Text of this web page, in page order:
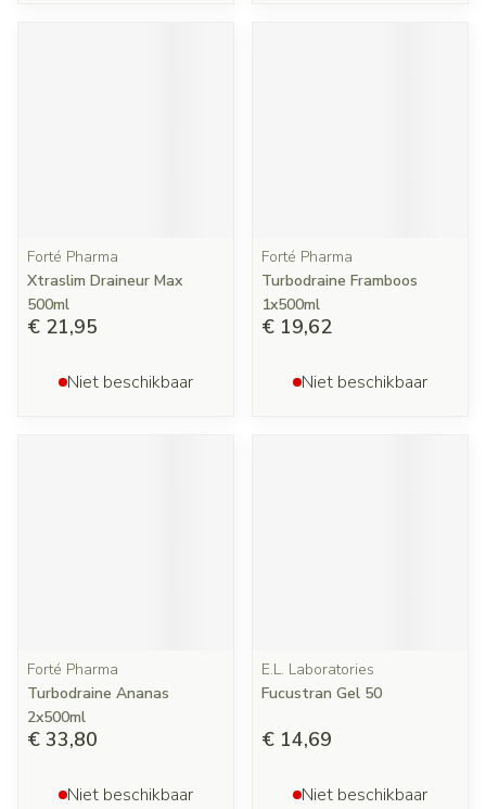
Forté Pharma
Xtraslim Draineur Max
500ml
€ 21,95
Niet beschikbaar
Forté Pharma
Turbodraine Framboos
1x500ml
€ 19,62
Niet beschikbaar
Forté Pharma
Turbodraine Ananas
2x500ml
€ 33,80
Niet beschikbaar
E.L. Laboratories
Fucustran Gel 50
€ 14,69
Niet beschikbaar